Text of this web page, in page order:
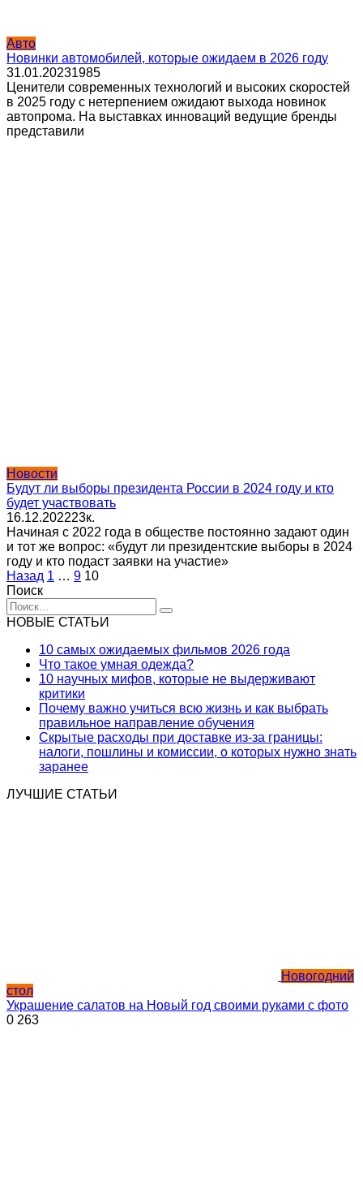
Авто
Новинки автомобилей, которые ожидаем в 2026 году
31.01.20231985
Ценители современных технологий и высоких скоростей
в 2025 году с нетерпением ожидают выхода новинок
автопрома. На выставках инноваций ведущие бренды
представили
Новости
Будут ли выборы президента России в 2024 году и кто
будет участвовать
16.12.202223к.
Начиная с 2022 года в обществе постоянно задают один
и тот же вопрос: «будут ли президентские выборы в 2024
году и кто подаст заявки на участие»
Пагинация
записей
Назад 1 … 9 10
Поиск
Search
for:
НОВЫЕ СТАТЬИ
10 самых ожидаемых фильмов 2026 года
Что такое умная одежда?
10 научных мифов, которые не выдерживают
критики
Почему важно учиться всю жизнь и как выбрать
правильное направление обучения
Скрытые расходы при доставке из-за границы:
налоги, пошлины и комиссии, о которых нужно знать
заранее
ЛУЧШИЕ СТАТЬИ
Новогодний
стол
Украшение салатов на Новый год своими руками с фото
0 263